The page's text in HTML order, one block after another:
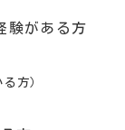
験がある方
方）